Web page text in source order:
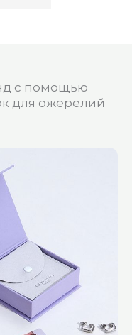
с помощью
для ожерелий